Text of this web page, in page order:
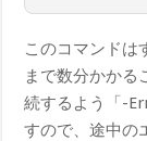
このコマンドは
まで数分かかる
続するよう「-
すので、途中の